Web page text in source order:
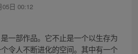
05日 00:12
是一部作品。它不止是一个以生存为
令人不断进化的空间。其中有一个